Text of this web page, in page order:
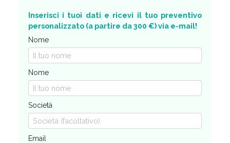
Inserisci i tuoi dati e ricevi il tuo preventivo
personalizzato (a partire da 300 €) via e-mail!
Nome
Nome
Società
Email